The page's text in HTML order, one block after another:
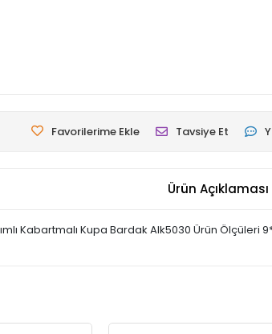
Favorilerime Ekle Tavsiye Et
Ürün Açıklaması
Kabartmalı Kupa Bardak Alk5030 Ürün Ölçüleri